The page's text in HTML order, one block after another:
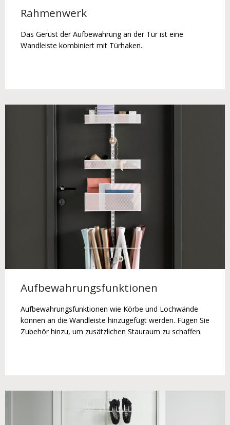
Rahmenwerk
Das Gerüst der Aufbewahrung an der Tür ist eine
Wandleiste kombiniert mit Türhaken.
Aufbewahrungsfunktionen
Aufbewahrungsfunktionen wie Körbe und Lochwände
können an die Wandleiste hinzugefügt werden. Fügen Sie
Zubehör hinzu, um zusätzlichen Stauraum zu schaffen.